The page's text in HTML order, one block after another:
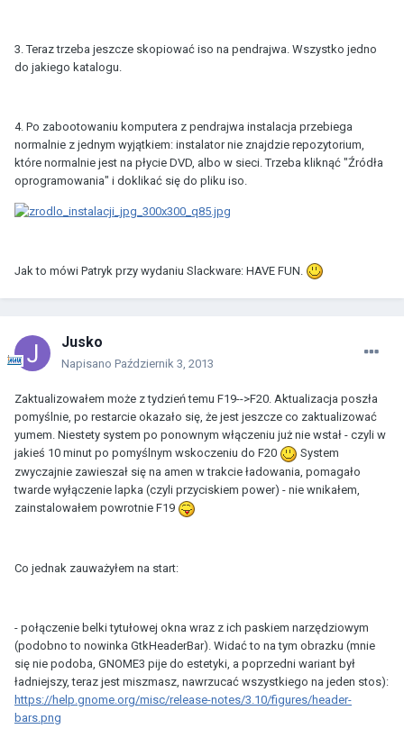
3. Teraz trzeba jeszcze skopiować iso na pendrajwa. Wszystko jedno
do jakiego katalogu.
4. Po zabootowaniu komputera z pendrajwa instalacja przebiega
normalnie z jednym wyjątkiem: instalator nie znajdzie repozytorium,
które normalnie jest na płycie DVD, albo w sieci. Trzeba kliknąć "Źródła
oprogramowania" i doklikać się do pliku iso.
Jak to mówi Patryk przy wydaniu Slackware: HAVE FUN.
Jusko
Napisano Październik 3, 2013
Zaktualizowałem może z tydzień temu F19-->F20. Aktualizacja poszła
pomyślnie, po restarcie okazało się, że jest jeszcze co zaktualizować
yumem. Niestety system po ponownym włączeniu już nie wstał - czyli w
jakieś 10 minut po pomyślnym wskoczeniu do F20
System
zwyczajnie zawieszał się na amen w trakcie ładowania, pomagało
twarde wyłączenie lapka (czyli przyciskiem power) - nie wnikałem,
zainstalowałem powrotnie F19
Co jednak zauważyłem na start:
- połączenie belki tytułowej okna wraz z ich paskiem narzędziowym
(podobno to nowinka GtkHeaderBar). Widać to na tym obrazku (mnie
się nie podoba, GNOME3 pije do estetyki, a poprzedni wariant był
ładniejszy, teraz jest miszmasz, nawrzucać wszystkiego na jeden stos):
https://help.gnome.org/misc/release-notes/3.10/figures/header-
bars.png